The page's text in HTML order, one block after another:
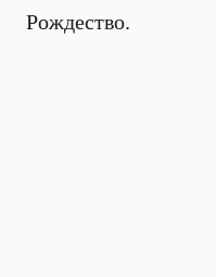
Рождество.